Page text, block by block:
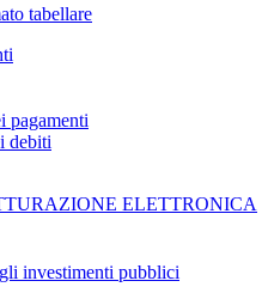
tabellare
pagamenti
debiti
ELETTRONICA
investimenti pubblici